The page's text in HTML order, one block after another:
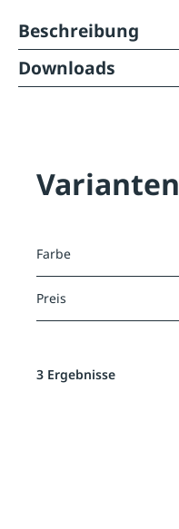
Beschreibung
Downloads
Varianten
Farbe
Preis
3 Ergebnisse